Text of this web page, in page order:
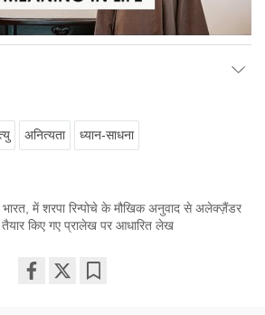
अनित्यता ध्यान-साधना
भारत, में शरपा रिन्पोचे के मौखिक अनुवाद से अलेक्ज़ैंडर
तैयार किए गए प्रालेख पर आधारित लेख